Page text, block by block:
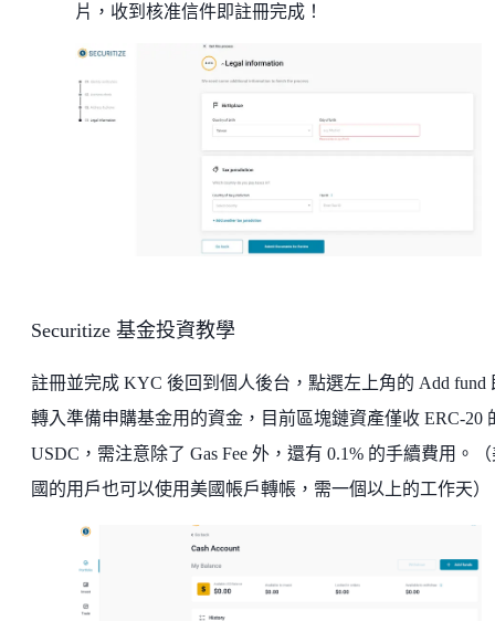
片，收到核准信件即註冊完成！
Securitize 基金投資教學
註冊並完成 KYC 後回到個人後台，點選左上角的 Add fund
轉入準備申購基金用的資金，目前區塊鏈資產僅收 ERC-20
USDC，需注意除了 Gas Fee 外，還有 0.1% 的手續費用。
國的用戶也可以使用美國帳戶轉帳，需一個以上的工作天）